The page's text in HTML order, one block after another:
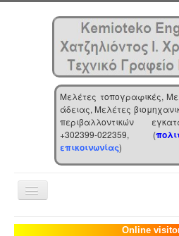
Μελέτες τοπογραφικές,
άδειας, Μελέτες
περιβαλλοντικών
+302399-022359, (
επικοινωνίας)
Toggle
Navigation
Αρχική
Online